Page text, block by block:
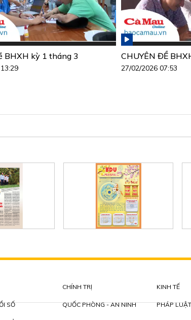
BHXH kỳ 1 tháng 3 CHUYÊN ĐỀ
27/02/2026 07:53
CHÍNH TRỊ KINH TẾ
SỐ QUỐC PHÒNG - AN NINH PHÁP LUẬT